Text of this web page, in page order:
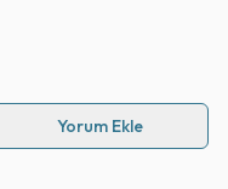
Yorum Ekle